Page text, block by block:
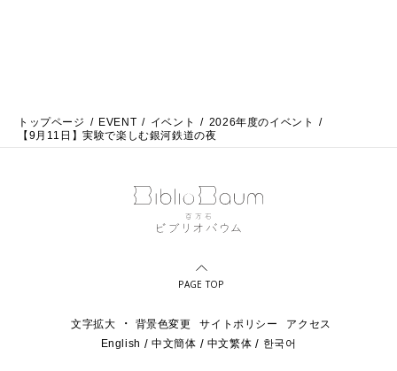
トップページ EVENT イベント
2026年度のイベント
【9月11日】実験で楽しむ銀河鉄道の夜
English 中文簡体 中文繁体 한국어
文字拡大 ・ 背景色変更 サイトポリシー アクセス
PAGE TOP